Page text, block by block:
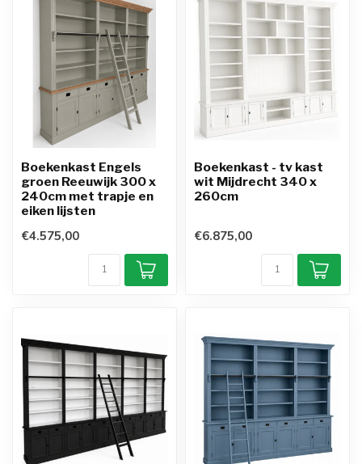
Boekenkast Engels
groen Reeuwijk 300 x
240cm met trapje en
eiken lijsten
€4.575,00
Boekenkast - tv kast
wit Mijdrecht 340 x
260cm
€6.875,00